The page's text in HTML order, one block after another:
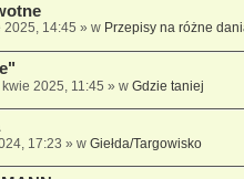
2025, 14:45 » w Przepisy na różne
kwie 2025, 11:45 » w Gdzie taniej
17:23 » w Giełda/Targowisko